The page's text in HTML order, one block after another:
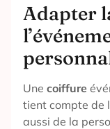
Adapter
Une coiffure
tient compte de
aussi de la